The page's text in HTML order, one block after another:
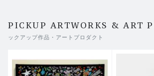
PICKUP ARTWORKS & ART
ックアップ作品・アートプロダクト